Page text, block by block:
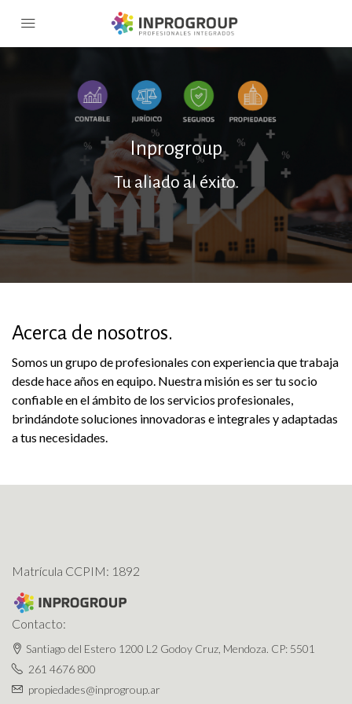
Inprogroup
Tu aliado al éxito.
Acerca de nosotros.
Somos un grupo de profesionales con experiencia que trabaja
desde hace años en equipo. Nuestra misión es ser tu socio
confiable en el ámbito de los servicios profesionales,
brindándote soluciones innovadoras e integrales y adaptadas
a tus necesidades.
Matrícula CCPIM: 1892
Contacto:
Santiago del Estero 1200 L2 Godoy Cruz, Mendoza. CP: 5501
261 4676 800
propiedades@inprogroup.ar